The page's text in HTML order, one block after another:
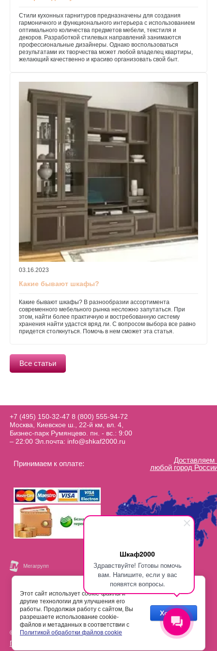
Шкаф2000
Здравствуйте! Готовы помочь
вам. Напишите, если у вас
появятся вопросы.
Стили кухонных гарнитуров предназначены для создания
гармоничного и функционального интерьера с использованием
оптимального количества предметов мебели, текстиля и
декоров. Разработкой стилевых направлений занимаются
профессиональные дизайнеры. Однако воспользоваться
результатами их творчества может любой владелец квартиры,
желающий качественно и красиво организовать свой быт.
03.16.2023
Какие бывают шкафы?
Какие бывают шкафы? В разнообразии ассортимента
современного мебельного рынка несложно запутаться. При
этом, найти более практичную и востребованную систему
хранения найти удастся вряд ли. С вопросом выбора все равно
придется столкнуться. Помочь в нем сможет эта статья.
Все статьи
+7 (495) 150-32-47 8 (800) 555-94-72
Москва, Киевское ш., 22-й км, вл. 4,
Бизнес-парк Румянцево. пн. - вс.: 9:00
– 22:00 Эл.почта: info@shkaf2000.ru
Принимаем к оплате:
Доставляем
любой город
© 2000 - 2026 Шкаф2000
Политика конфиденциальности
Этот сайт использует cookie-файлы и
другие технологии для улучшения его
работы. Продолжая работу с сайтом, Вы
разрешаете использование cookie-
файлов и метаданных в соответствии с
Политикой обработки файлов cookie
Хорошо